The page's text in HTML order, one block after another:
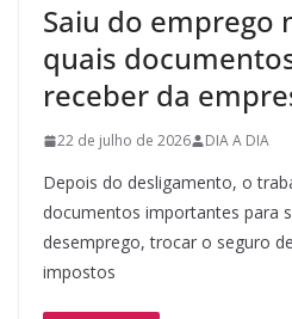
Saiu do emprego
quais
receber da
22 de julho de 2026 DIA A DIA
Depois do desligamento, o
documentos importantes para
desemprego, trocar o seguro
impostos